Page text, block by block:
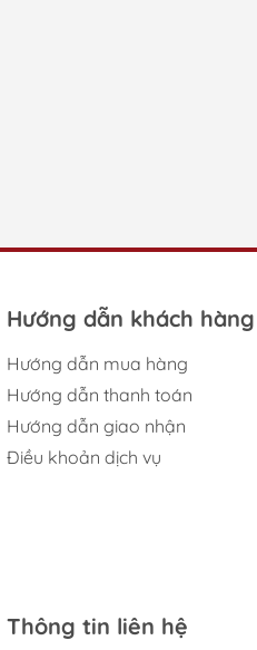
Hướng dẫn khách hàng
Hướng dẫn mua hàng
Hướng dẫn thanh toán
Hướng dẫn giao nhận
Điều khoản dịch vụ
Thông tin liên hệ